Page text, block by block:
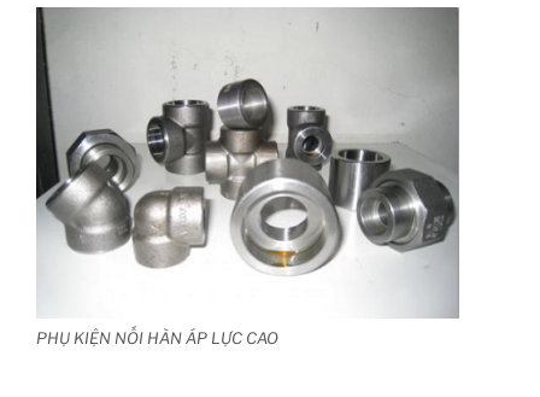
PHỤ KIỆN NỐI HÀN ÁP LỰC CAO